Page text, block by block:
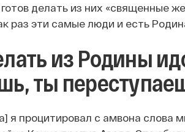
делать из них «священные
раз эти самые люди и есть
из Родины
ты
я процитировал с амвона слова